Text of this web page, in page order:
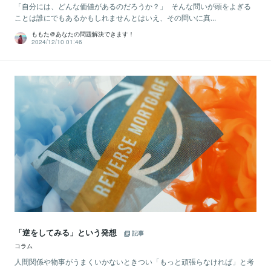
「自分には、どんな価値があるのだろうか？」 そんな問いが頭をよぎる
ことは誰にでもあるかもしれませんとはいえ、その問いに真...
ももた＠あなたの問題解決できます！
2024/12/10 01:46
「逆をしてみる」という発想
記事
コラム
人間関係や物事がうまくいかないときつい「もっと頑張らなければ」と考